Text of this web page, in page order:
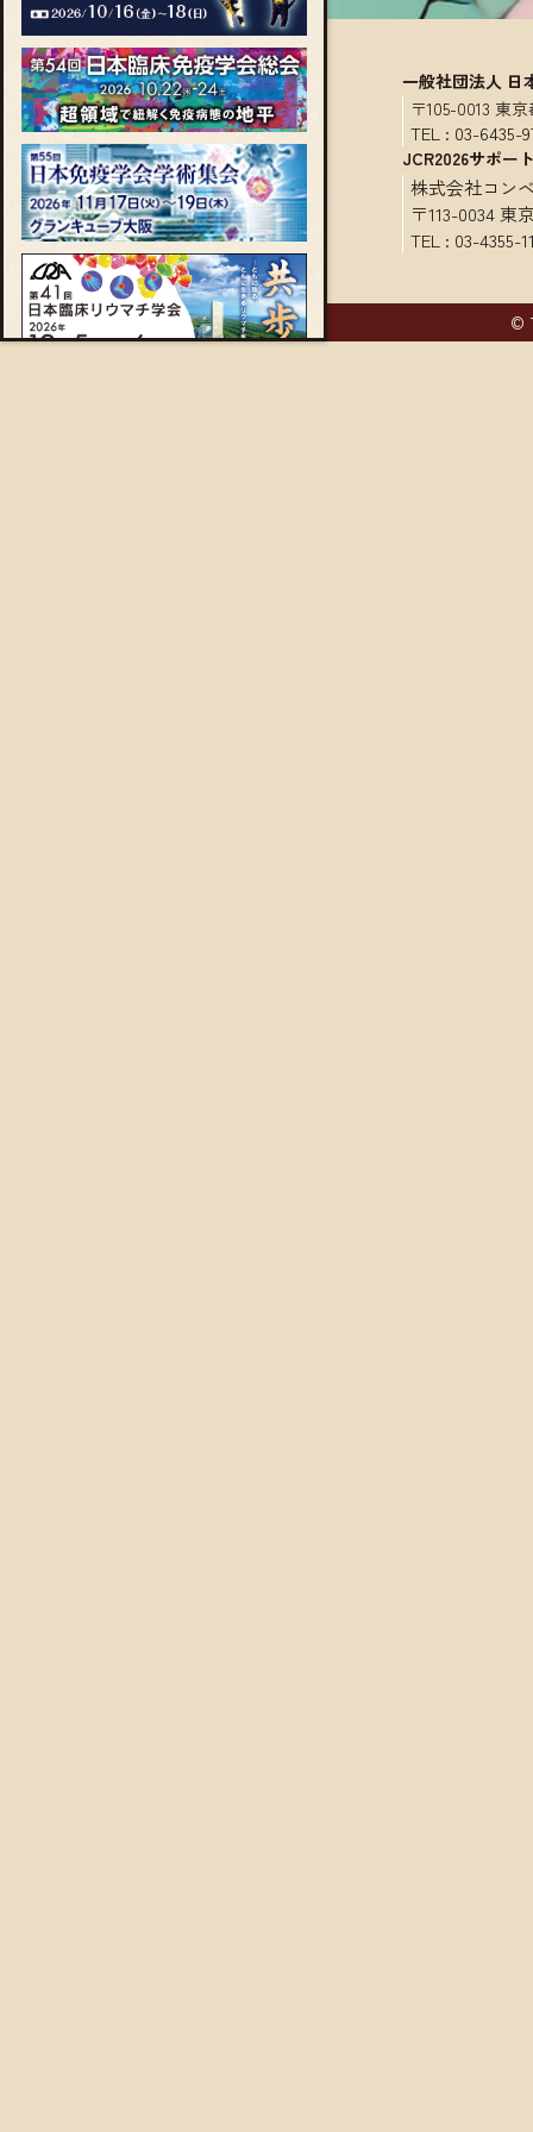
一般社団法人 日
〒105-0013 東
TEL : 03-6435-
JCR2026サポー
株式会社コン
〒113-0034 東
TEL : 03-4355-
©